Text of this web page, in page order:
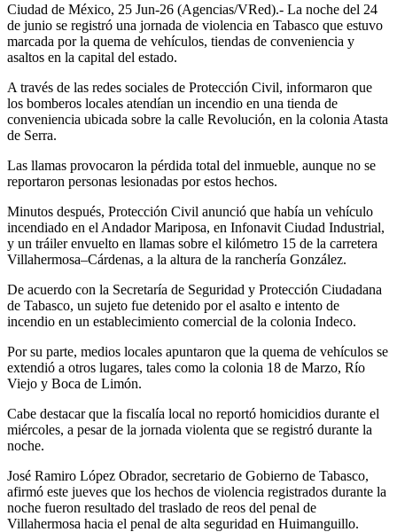
Ciudad de México, 25 Jun-26 (Agencias/VRed).- La noche del 24
de junio se registró una jornada de violencia en Tabasco que estuvo
marcada por la quema de vehículos, tiendas de conveniencia y
asaltos en la capital del estado.
A través de las redes sociales de Protección Civil, informaron que
los bomberos locales atendían un incendio en una tienda de
conveniencia ubicada sobre la calle Revolución, en la colonia Atasta
de Serra.
Las llamas provocaron la pérdida total del inmueble, aunque no se
reportaron personas lesionadas por estos hechos.
Minutos después, Protección Civil anunció que había un vehículo
incendiado en el Andador Mariposa, en Infonavit Ciudad Industrial,
y un tráiler envuelto en llamas sobre el kilómetro 15 de la carretera
Villahermosa–Cárdenas, a la altura de la ranchería González.
De acuerdo con la Secretaría de Seguridad y Protección Ciudadana
de Tabasco, un sujeto fue detenido por el asalto e intento de
incendio en un establecimiento comercial de la colonia Indeco.
Por su parte, medios locales apuntaron que la quema de vehículos se
extendió a otros lugares, tales como la colonia 18 de Marzo, Río
Viejo y Boca de Limón.
Cabe destacar que la fiscalía local no reportó homicidios durante el
miércoles, a pesar de la jornada violenta que se registró durante la
noche.
José Ramiro López Obrador, secretario de Gobierno de Tabasco,
afirmó este jueves que los hechos de violencia registrados durante la
noche fueron resultado del traslado de reos del penal de
Villahermosa hacia el penal de alta seguridad en Huimanguillo.